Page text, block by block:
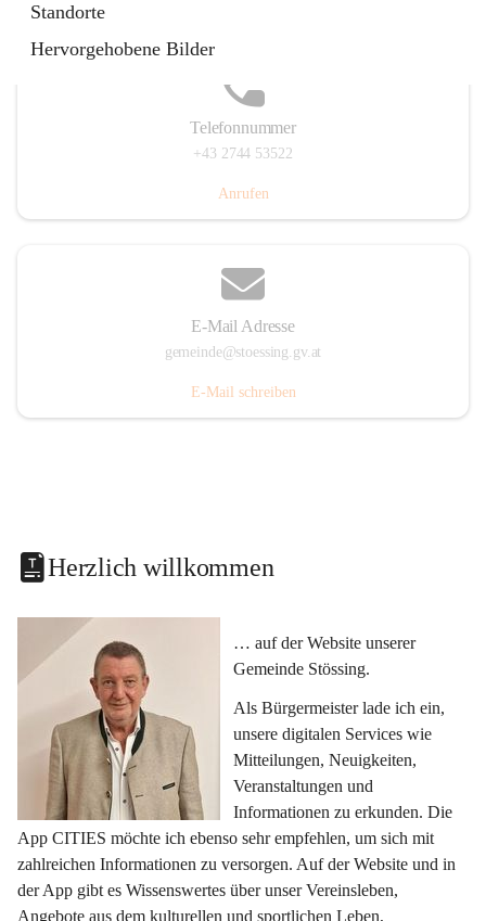
Standorte
Hervorgehobene Bilder
Telefonnummer
+43 2744 53522
Anrufen
E-Mail Adresse
gemeinde@stoessing.gv.at
E-Mail schreiben
Herzlich willkommen
… auf der Website unserer
Gemeinde Stössing.
Als Bürgermeister lade ich ein,
unsere digitalen Services wie
Mitteilungen, Neuigkeiten,
Veranstaltungen und
Informationen zu erkunden. Die
App CITIES möchte ich ebenso sehr empfehlen, um sich mit
zahlreichen Informationen zu versorgen. Auf der Website und in
der App gibt es Wissenswertes über unser Vereinsleben,
Angebote aus dem kulturellen und sportlichen Leben,